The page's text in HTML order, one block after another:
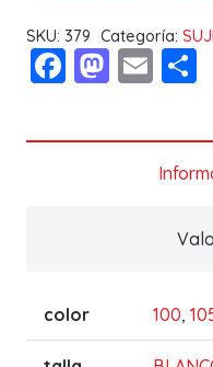
E
cantidad
SKU: 379 Categoría:
Facebook
color 100,